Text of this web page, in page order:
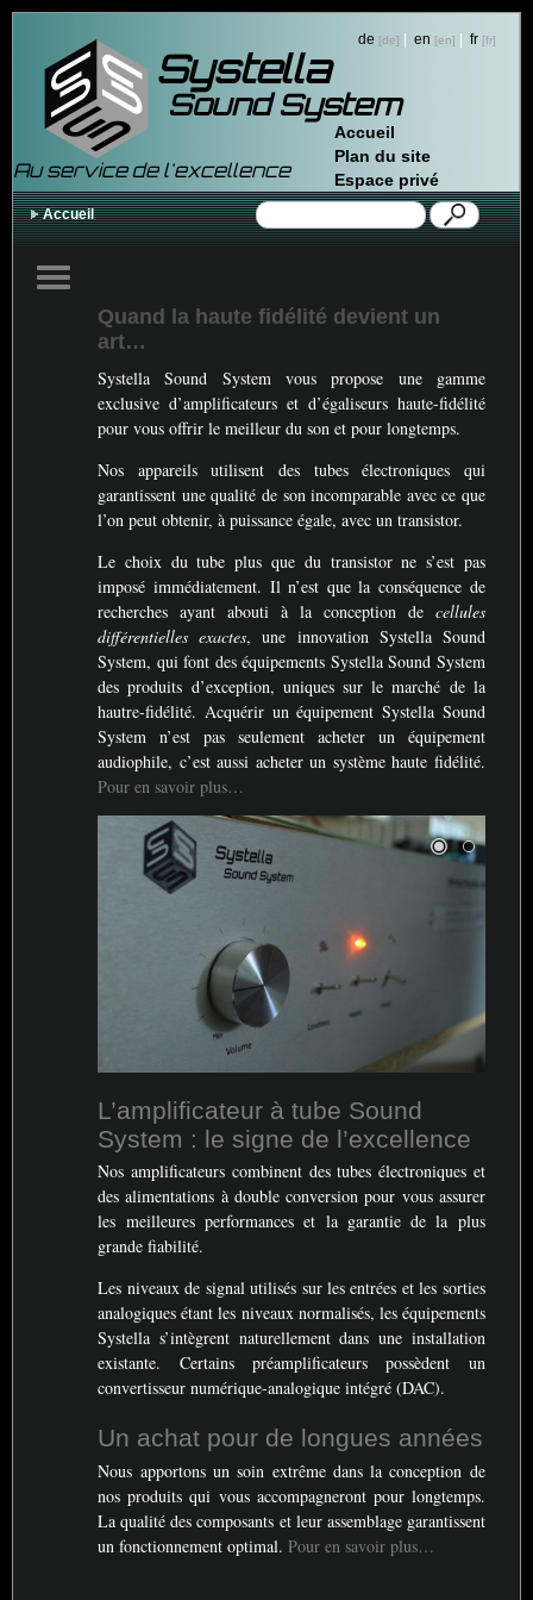
Systella
Au service de l'excellence
Sound System
de | en | fr
Accueil
Plan du site
Espace privé
Accueil
Quand la haute fidélité devient un
art…
Systella Sound System vous propose une gamme
exclusive d’amplificateurs et d’égaliseurs haute-fidélité
pour vous offrir le meilleur du son et pour longtemps.
Nos appareils utilisent des tubes électroniques qui
garantissent une qualité de son incomparable avec ce que
l’on peut obtenir, à puissance égale, avec un transistor.
Le choix du tube plus que du transistor ne s’est pas
imposé immédiatement. Il n’est que la conséquence de
recherches ayant abouti à la conception de cellules
différentielles exactes, une innovation Systella Sound
System, qui font des équipements Systella Sound System
des produits d’exception, uniques sur le marché de la
hautre-fidélité. Acquérir un équipement Systella Sound
System n’est pas seulement acheter un équipement
audiophile, c’est aussi acheter un système haute fidélité.
Pour en savoir plus…
L’amplificateur à tube Sound
System : le signe de l’excellence
Nos amplificateurs combinent des tubes électroniques et
des alimentations à double conversion pour vous assurer
les meilleures performances et la garantie de la plus
grande fiabilité.
Les niveaux de signal utilisés sur les entrées et les sorties
analogiques étant les niveaux normalisés, les équipements
Systella s’intègrent naturellement dans une installation
existante. Certains préamplificateurs possèdent un
convertisseur numérique-analogique intégré (DAC).
Un achat pour de longues années
Nous apportons un soin extrême dans la conception de
nos produits qui vous accompagneront pour longtemps.
La qualité des composants et leur assemblage garantissent
un fonctionnement optimal.Pour en savoir plus…